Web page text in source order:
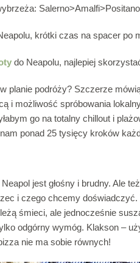
krótki czas na spacer po
do Neapolu, najlepiej
planie podróży? Szczerze
i możliwość spróbowania
go na totalny chillout i
ponad 25 tysięcy kroków
jest głośny i brudny. Ale
i czego chcemy
śmieci, ale jednocześnie
odgórny wymóg. Klakson –
nie ma sobie równych!